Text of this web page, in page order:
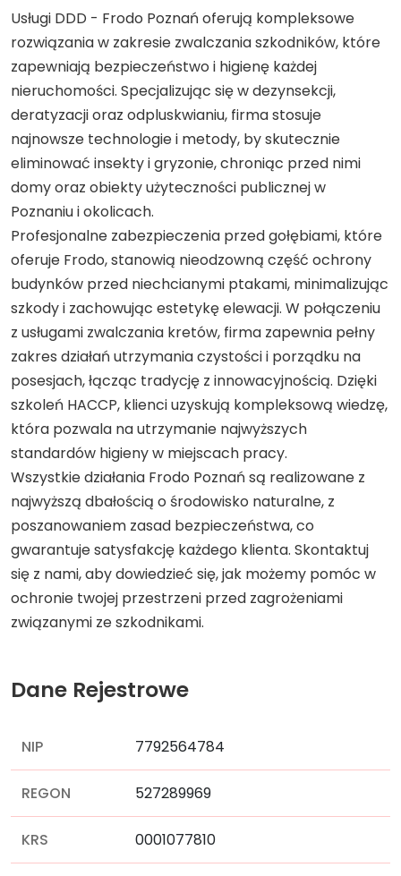
Usługi DDD - Frodo Poznań oferują kompleksowe
rozwiązania w zakresie zwalczania szkodników, które
zapewniają bezpieczeństwo i higienę każdej
nieruchomości. Specjalizując się w dezynsekcji,
deratyzacji oraz odpluskwianiu, firma stosuje
najnowsze technologie i metody, by skutecznie
eliminować insekty i gryzonie, chroniąc przed nimi
domy oraz obiekty użyteczności publicznej w
Poznaniu i okolicach.
Profesjonalne zabezpieczenia przed gołębiami, które
oferuje Frodo, stanowią nieodzowną część ochrony
budynków przed niechcianymi ptakami, minimalizując
szkody i zachowując estetykę elewacji. W połączeniu
z usługami zwalczania kretów, firma zapewnia pełny
zakres działań utrzymania czystości i porządku na
posesjach, łącząc tradycję z innowacyjnością. Dzięki
szkoleń HACCP, klienci uzyskują kompleksową wiedzę,
która pozwala na utrzymanie najwyższych
standardów higieny w miejscach pracy.
Wszystkie działania Frodo Poznań są realizowane z
najwyższą dbałością o środowisko naturalne, z
poszanowaniem zasad bezpieczeństwa, co
gwarantuje satysfakcję każdego klienta. Skontaktuj
się z nami, aby dowiedzieć się, jak możemy pomóc w
ochronie twojej przestrzeni przed zagrożeniami
związanymi ze szkodnikami.
Dane Rejestrowe
NIP 7792564784
REGON 527289969
KRS 0001077810